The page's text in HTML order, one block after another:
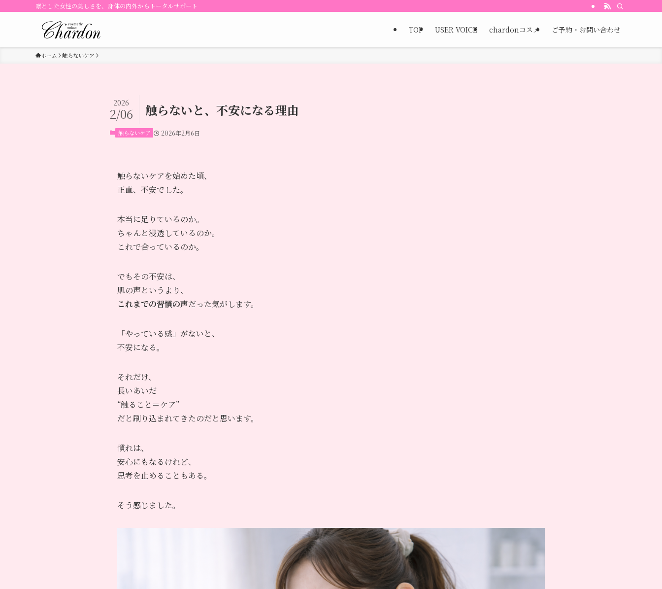
凛とした女性の美しさを、身体の内外からトータルサポート
TOP USER VOICE chardonコスメ ご予約・お問い合わせ
ホーム 触らないケア
触らないと、不安になる理由
2026
2/06
触らないケア 2026年2月6日
触らないケアを始めた頃、
正直、不安でした。
本当に足りているのか。
ちゃんと浸透しているのか。
これで合っているのか。
でもその不安は、
肌の声というより、
これまでの習慣の声だった気がします。
「やっている感」がないと、
不安になる。
それだけ、
長いあいだ
“触ること＝ケア”
だと刷り込まれてきたのだと思います。
慣れは、
安心にもなるけれど、
思考を止めることもある。
そう感じました。